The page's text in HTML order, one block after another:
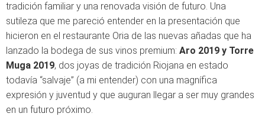
tradición familiar y una renovada visión de futuro. Una
sutileza que me pareció entender en la presentación que
hicieron en el restaurante Oria de las nuevas añadas que ha
lanzado la bodega de sus vinos premium: Aro 2019 y Torre
Muga 2019, dos joyas de tradición Riojana en estado
todavía “salvaje” (a mi entender) con una magnífica
expresión y juventud y que auguran llegar a ser muy grandes
en un futuro próximo.